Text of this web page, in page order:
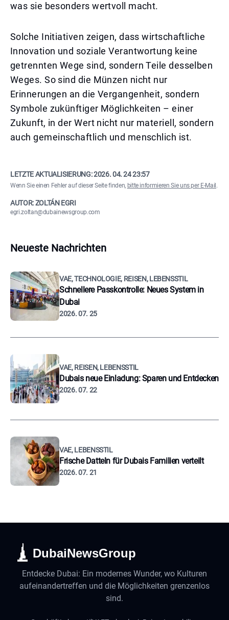
was sie besonders wertvoll macht.
Solche Initiativen zeigen, dass wirtschaftliche
Innovation und soziale Verantwortung keine
getrennten Wege sind, sondern Teile desselben
Weges. So sind die Münzen nicht nur
Erinnerungen an die Vergangenheit, sondern
Symbole zukünftiger Möglichkeiten – einer
Zukunft, in der Wert nicht nur materiell, sondern
auch gemeinschaftlich und menschlich ist.
LETZTE AKTUALISIERUNG:2026. 04. 24 23:57
Wenn Sie einen Fehler auf dieser Seite finden, bitte informieren Sie uns per E-Mail .
AUTOR: ZOLTÁN EGRI
egri.zoltan@dubainewsgroup.com
Neueste Nachrichten
VAE, TECHNOLOGIE, REISEN, LEBENSSTIL
Schnellere Passkontrolle: Neues System in
Dubai
2026. 07. 25
VAE, REISEN, LEBENSSTIL
Dubais neue Einladung: Sparen und Entdecken
2026. 07. 22
VAE, LEBENSSTIL
Frische Datteln für Dubais Familien verteilt
2026. 07. 21
DubaiNewsGroup
Entdecke Dubai: Ein modernes Wunder, wo Kulturen
aufeinandertreffen und die Möglichkeiten grenzenlos
sind.